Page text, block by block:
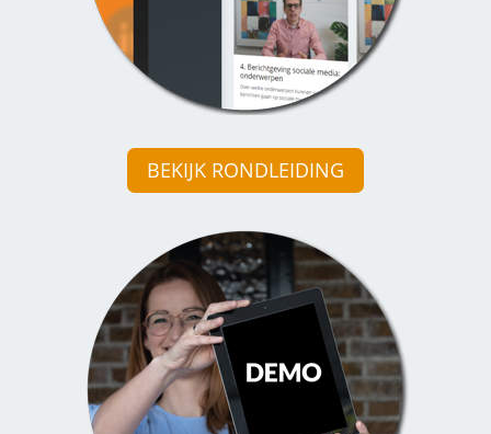
BEKIJK RONDLEIDING